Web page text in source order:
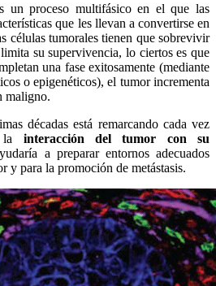
un proceso multifásico en el que las
que les llevan a convertirse en
células tumorales tienen que sobrevivir
su supervivencia, lo ciertos es que
una fase exitosamente (mediante
o epigenéticos), el tumor incrementa
maligno.
décadas está remarcando cada vez
la interacción del tumor con su
a preparar entornos adecuados
y para la promoción de metástasis.